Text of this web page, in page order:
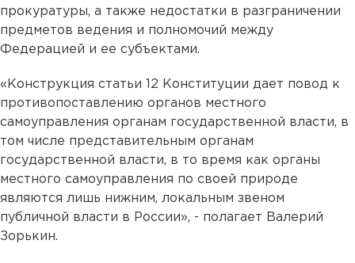
прокуратуры, а также недостатки в разграничении
предметов ведения и полномочий между
Федерацией и ее субъектами.
«Конструкция статьи 12 Конституции дает повод к
противопоставлению органов местного
самоуправления органам государственной власти, в
том числе представительным органам
государственной власти, в то время как органы
местного самоуправления по своей природе
являются лишь нижним, локальным звеном
публичной власти в России», - полагает Валерий
Зорькин.